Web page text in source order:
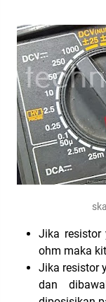
Jika resistor
ohm maka
Jika resistor
dan